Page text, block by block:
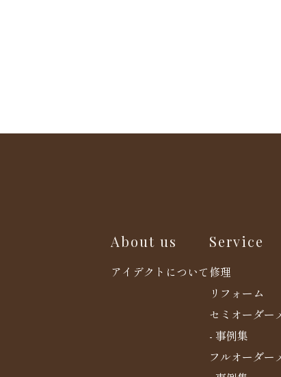
About us
アイデクトについて
Service
修理
リフォーム
セミオーダー
- 事例集
フルオーダー